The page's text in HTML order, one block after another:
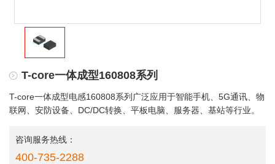
T-core一体成型160808系列
T-core一体成型电感160808系列广泛应用于智能手机、5G通讯、物
联网、安防设备、DC/DC转换、平板电脑、服务器、基站等行业。
咨询服务热线：
400-735-2288